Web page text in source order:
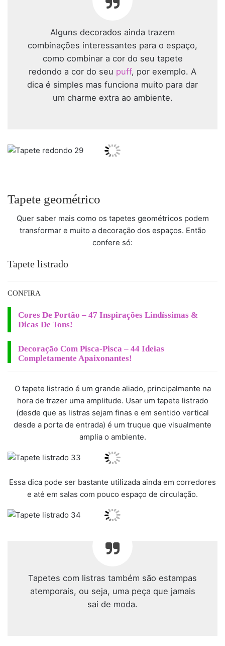
Alguns decorados ainda trazem
combinações interessantes para o espaço,
como combinar a cor do seu tapete
redondo a cor do seu puff, por exemplo. A
dica é simples mas funciona muito para dar
um charme extra ao ambiente.
Tapete geométrico
Quer saber mais como os tapetes geométricos podem
transformar e muito a decoração dos espaços. Então
confere só:
Tapete listrado
CONFIRA
Cores De Portão – 47 Inspirações Lindíssimas &
Dicas De Tons!
Decoração Com Pisca-Pisca – 44 Ideias
Completamente Apaixonantes!
O tapete listrado é um grande aliado, principalmente na
hora de trazer uma amplitude. Usar um tapete listrado
(desde que as listras sejam finas e em sentido vertical
desde a porta de entrada) é um truque que visualmente
amplia o ambiente.
Essa dica pode ser bastante utilizada ainda em corredores
e até em salas com pouco espaço de circulação.
Tapetes com listras também são estampas
atemporais, ou seja, uma peça que jamais
sai de moda.